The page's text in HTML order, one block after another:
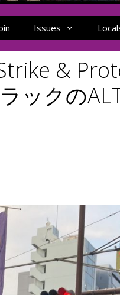
Issues
&
ックの